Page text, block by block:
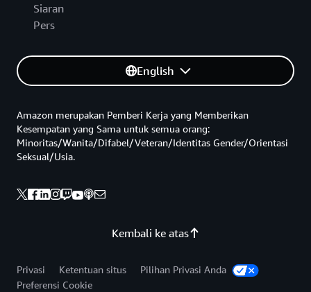
Siaran
Pers
English
Kembali ke atas
Amazon merupakan Pemberi Kerja yang Memberikan
Kesempatan yang Sama untuk semua orang:
Minoritas/Wanita/Difabel/Veteran/Identitas Gender/Orientasi
Seksual/Usia.
Privasi Ketentuan situs
Pilihan Privasi Anda
Preferensi Cookie